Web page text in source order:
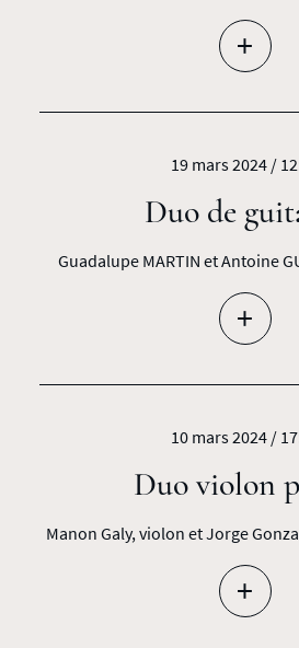
+
19 mars 2024 /
Duo de
Guadalupe MARTIN et Antoine
+
10 mars 2024 /
Duo violon
Manon Galy, violon et Jorge
+